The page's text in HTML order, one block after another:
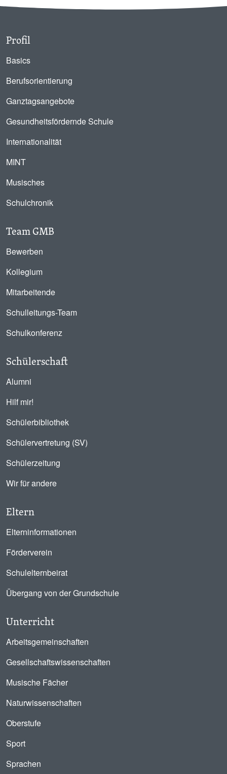
Profil
Basics
Berufsorientierung
Ganztagsangebote
Gesundheitsfördernde Schule
Internationalität
MINT
Musisches
Schulchronik
Team GMB
Bewerben
Kollegium
Mitarbeitende
Schulleitungs-Team
Schulkonferenz
Schülerschaft
Alumni
Hilf mir!
Schülerbibliothek
Schülervertretung (SV)
Schülerzeitung
Wir für andere
Eltern
Elterninformationen
Förderverein
Schulelternbeirat
Übergang von der Grundschule
Unterricht
Arbeitsgemeinschaften
Gesellschaftswissenschaften
Musische Fächer
Naturwissenschaften
Oberstufe
Sport
Sprachen